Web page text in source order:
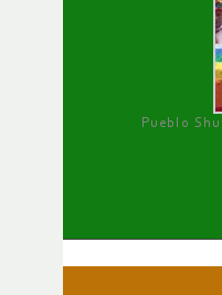
Pueblo